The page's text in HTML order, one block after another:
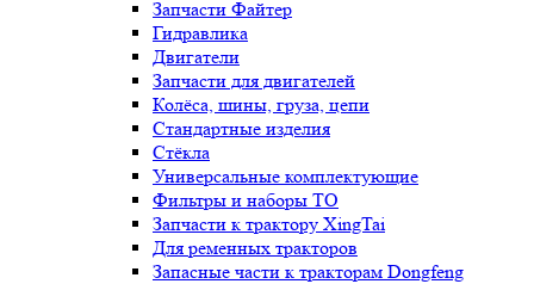
Запчасти Файтер
Гидравлика
Двигатели
Запчасти для двигателей
Колёса, шины, груза, цепи
Стандартные изделия
Стёкла
Универсальные комплектующие
Фильтры и наборы ТО
Запчасти к трактору XingTai
Для ременных тракторов
Запасные части к тракторам Dongfeng